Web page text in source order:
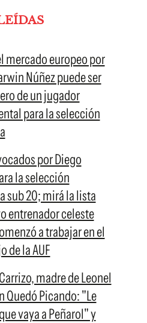
mercado europeo por
Núñez puede ser
de un jugador
para la selección
por Diego
la selección
sub 20; mirá la lista
entrenador celeste
a trabajar en el
de la AUF
madre de Leonel
Quedó Picando: "Le
vaya a Peñarol" y